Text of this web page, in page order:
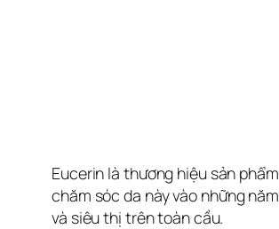
Eucerin là thương hiệu sản
chăm sóc da này vào những
và siêu thị trên toàn cầu.